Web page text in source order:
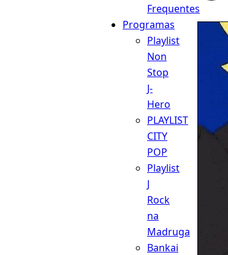
Frequentes
Programas
Playlist
Non
Stop
J-
Hero
PLAYLIST
CITY
POP
Playlist
J
Rock
na
Madruga
Bankai